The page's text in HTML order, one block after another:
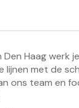
Haag werk
lijnen met de
ons team en